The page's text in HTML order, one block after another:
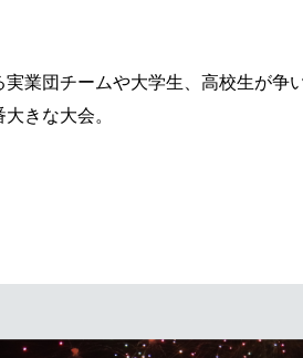
業団チームや大学生、高校生が争
きな大会。